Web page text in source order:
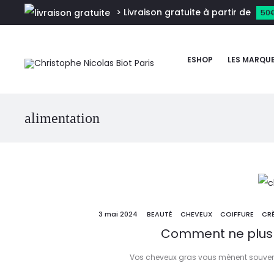
> Livraison gratuite à partir de
ESHOP LES
alimentation
3 mai 2024 BEAUTÉ CHEVEUX COIFFURE
Comment ne
Vos cheveux gras vous mènent